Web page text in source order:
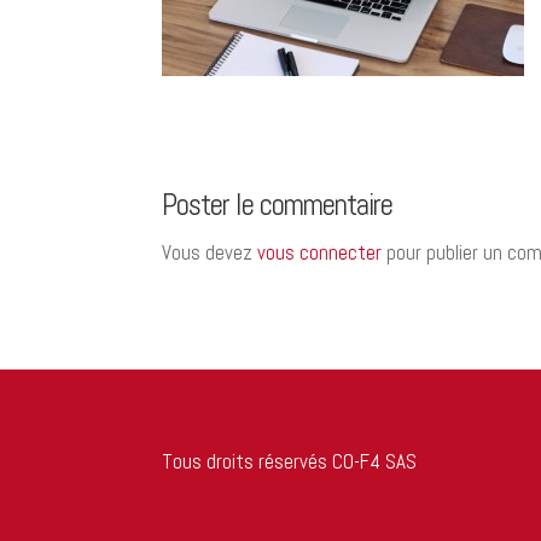
Poster le commentaire
Vous devezvous connecter pour publier un
Tous droits réservés CO-F4 SAS